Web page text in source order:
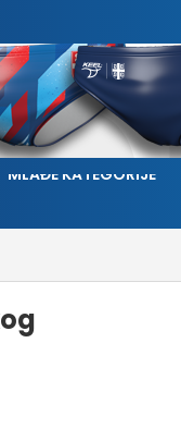
MLAĐE KATEGORIJE